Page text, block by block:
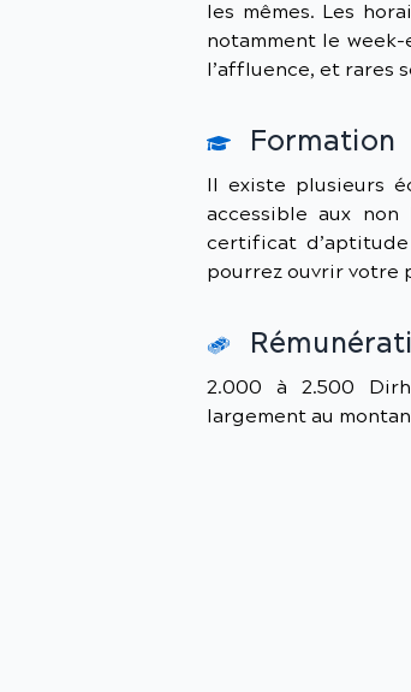
les mêmes. Les
notamment le
l’affluence, et rares
Formation
Il existe plusieurs
accessible aux
certificat d’aptitude
pourrez ouvrir votre
2.000 à 2.500
largement au